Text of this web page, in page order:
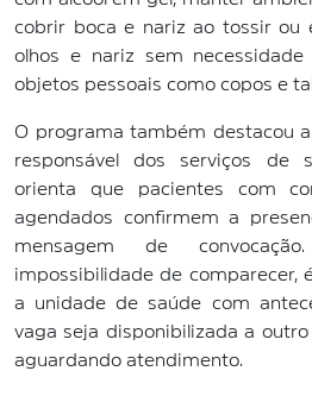
cobrir boca e nariz ao tossir ou
olhos e nariz sem
objetos pessoais como copos e
O programa também destacou
responsável dos serviços de
orienta que pacientes com
agendados confirmem a
mensagem de
impossibilidade de comparecer,
a unidade de saúde com
vaga seja disponibilizada a
aguardando atendimento.